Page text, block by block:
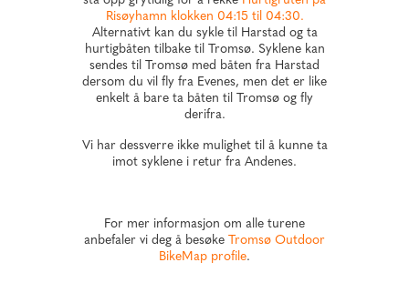
Risøyhamn klokken 04:15 til 04:30.
Alternativt kan du sykle til Harstad og ta
hurtigbåten tilbake til Tromsø. Syklene kan
sendes til Tromsø med båten fra Harstad
dersom du vil fly fra Evenes, men det er like
enkelt å bare ta båten til Tromsø og fly
derifra.
Vi har dessverre ikke mulighet til å kunne ta
imot syklene i retur fra Andenes.
For mer informasjon om alle turene
anbefaler vi deg å besøke Tromsø Outdoor
BikeMap profile.